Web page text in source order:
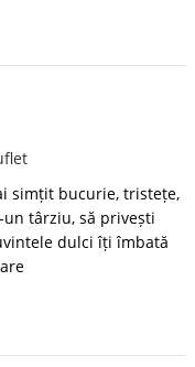
simțit bucurie, tristețe,
târziu, să privești
dulci îți îmbată